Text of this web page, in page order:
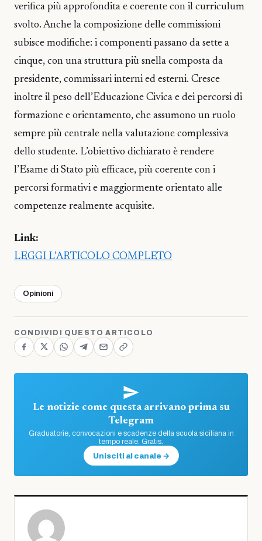
verifica più approfondita e coerente con il curriculum
svolto. Anche la composizione delle commissioni
subisce modifiche: i componenti passano da sette a
cinque, con una struttura più snella composta da
presidente, commissari interni ed esterni. Cresce
inoltre il peso dell’Educazione Civica e dei percorsi di
formazione e orientamento, che assumono un ruolo
sempre più centrale nella valutazione complessiva
dello studente. L’obiettivo dichiarato è rendere
l’Esame di Stato più efficace, più coerente con i
percorsi formativi e maggiormente orientato alle
competenze realmente acquisite.
Link:
LEGGI L’ARTICOLO COMPLETO
Opinioni
CONDIVIDI QUESTO ARTICOLO
Le notizie come questa arrivano prima su
Telegram
Graduatorie, convocazioni e scadenze della scuola siciliana in
tempo reale. Gratis.
Unisciti al canale →